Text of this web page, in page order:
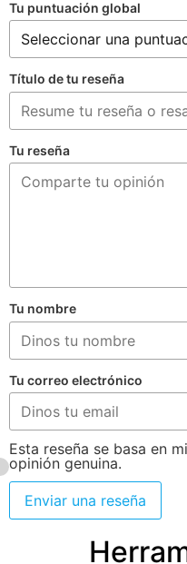
Tu puntuación global
Título de tu reseña
Tu reseña
Tu nombre
Tu correo electrónico
Esta reseña se basa en
opinión genuina.
Enviar una reseña